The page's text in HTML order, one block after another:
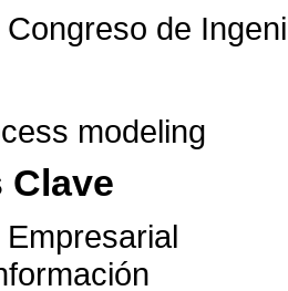
Congreso de
modeling
Clave